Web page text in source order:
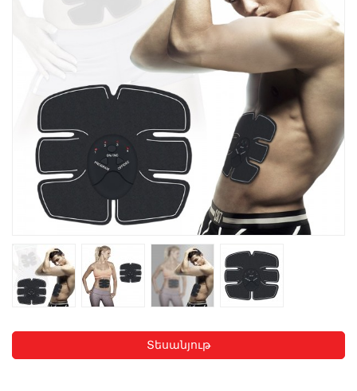
Երեխաների Համար
Լավագույն Վաճառք
Տեսանյութ